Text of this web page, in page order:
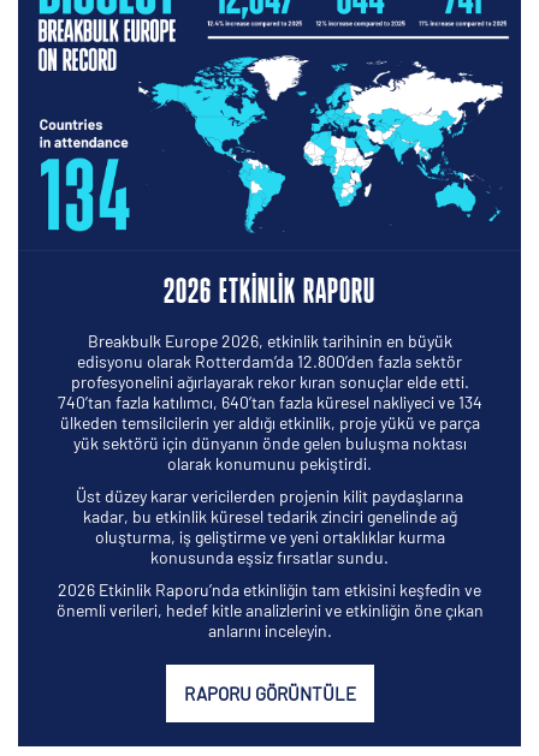
2026 ETKINLIK RAPORU
Breakbulk Europe 2026, etkinlik tarihinin en büyük
edisyonu olarak Rotterdam’da 12.800’den fazla sektör
profesyonelini ağırlayarak rekor kıran sonuçlar elde etti.
740’tan fazla katılımcı, 640’tan fazla küresel nakliyeci ve 134
ülkeden temsilcilerin yer aldığı etkinlik, proje yükü ve parça
yük sektörü için dünyanın önde gelen buluşma noktası
olarak konumunu pekiştirdi.
Üst düzey karar vericilerden projenin kilit paydaşlarına
kadar, bu etkinlik küresel tedarik zinciri genelinde ağ
oluşturma, iş geliştirme ve yeni ortaklıklar kurma
konusunda eşsiz fırsatlar sundu.
2026 Etkinlik Raporu’nda etkinliğin tam etkisini keşfedin ve
önemli verileri, hedef kitle analizlerini ve etkinliğin öne çıkan
anlarını inceleyin.
RAPORU GÖRÜNTÜLE